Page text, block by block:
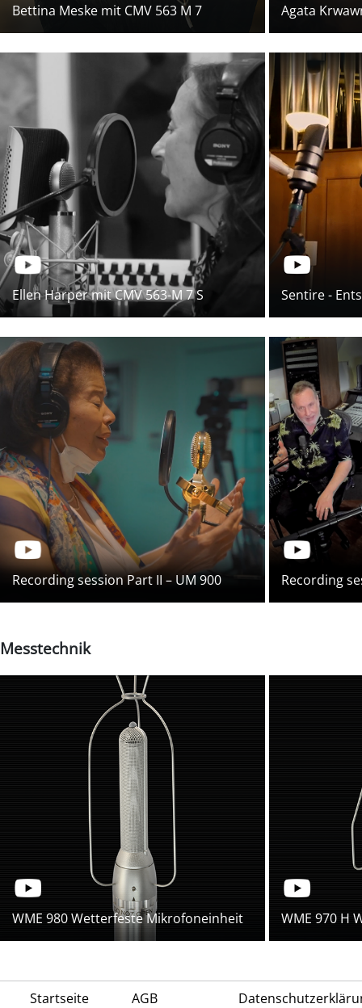
Bettina Meske mit CMV 563 M 7 Agata
Ellen Harper mit CMV 563-M 7 S Sentire -
Recording session Part II – UM 900 Recording
Messtechnik
WME 980 Wetterfeste Mikrofoneinheit WME 970 H
Startseite AGB